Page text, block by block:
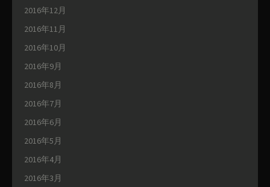
2016年12月
2016年11月
2016年10月
2016年9月
2016年8月
2016年7月
2016年6月
2016年5月
2016年4月
2016年3月